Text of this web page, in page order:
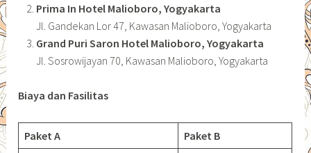
Prima In Hotel Malioboro, Yogyakarta
Jl. Gandekan Lor 47, Kawasan Malioboro, Yogyakarta
Grand Puri Saron Hotel Malioboro, Yogyakarta
Jl. Sosrowijayan 70, Kawasan Malioboro, Yogyakarta
Biaya dan Fasilitas
Paket A
Paket B